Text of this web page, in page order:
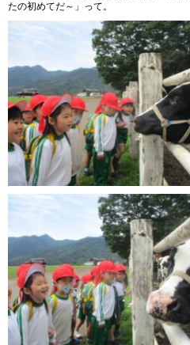
たの初めてだ～」って。